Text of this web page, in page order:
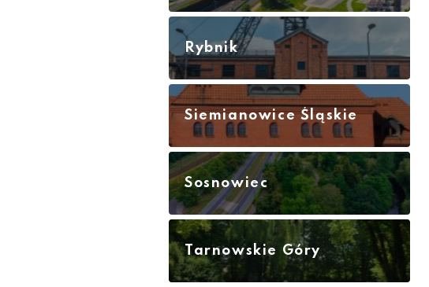
Rybnik
Siemianowice Śląskie
Sosnowiec
Tarnowskie Góry